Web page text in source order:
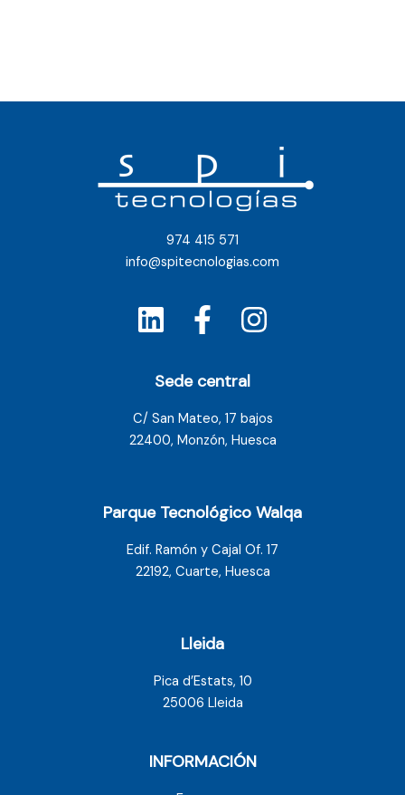
974 415 571
info@spitecnologias.com
Sede central
C/ San Mateo, 17 bajos
22400, Monzón, Huesca
Parque Tecnológico Walqa
Edif. Ramón y Cajal Of. 17
22192, Cuarte, Huesca
Lleida
Pica d’Estats, 10
25006 Lleida
INFORMACIÓN